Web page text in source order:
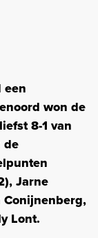
een
won de
8-1 van
de
Jarne
Conijnenberg,
Lont.